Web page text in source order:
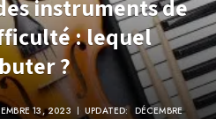
instruments de
: lequel
?
13, 2023 UPDATED: DÉCEMBRE